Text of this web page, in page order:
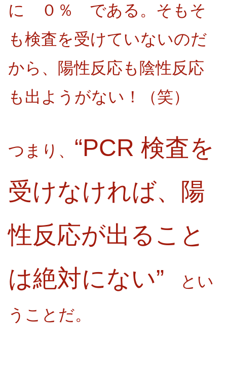
に ０％ である。そもそ
も検査を受けていないのだ
から、陽性反応も陰性反応
も出ようがない！（笑）
つまり、 “PCR 検査を
受けなければ、陽
性反応が出ること
は絶対にない” とい
うことだ。